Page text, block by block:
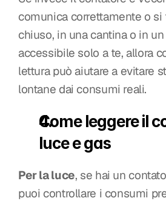
comunica correttamente o
chiuso, in una cantina o in
accessibile solo a te, allora
lettura può aiutare a evitare
lontane dai consumi reali.
Come leggere il
luce e gas
Per la luce, se hai un
puoi controllare i consumi